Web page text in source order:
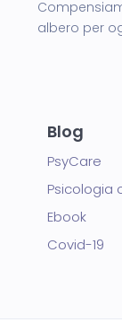
albero per
Blog
PsyCare
Psicologia
Ebook
Covid-19